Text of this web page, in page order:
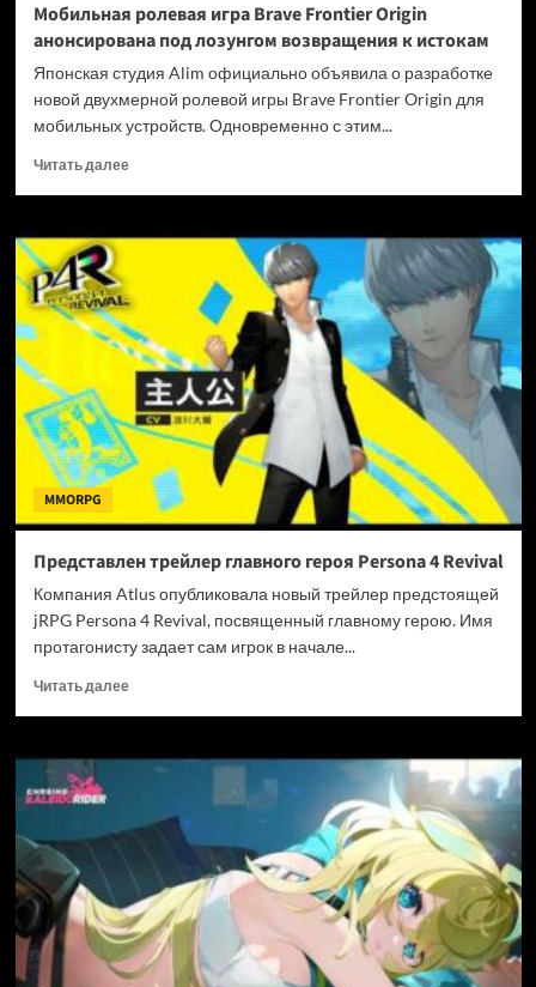
Мобильная ролевая игра Brave Frontier Origin
анонсирована под лозунгом возвращения к истокам
Японская студия Alim официально объявила о разработке
новой двухмерной ролевой игры Brave Frontier Origin для
мобильных устройств. Одновременно с этим...
Читать далееПрочитать
Brave
Frontier
Origin
анонсирована
под
лозунгом
возвращения
к
истокам
MMORPG
Представлен трейлер главного героя Persona 4 Revival
Компания Atlus опубликовала новый трейлер предстоящей
jRPG Persona 4 Revival, посвященный главному герою. Имя
протагонисту задает сам игрок в начале...
Читать далееПрочитать
героя
Revival